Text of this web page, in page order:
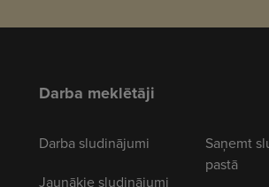
Darba meklētāji
Darba sludinājumi
Jaunākie sludinājumi
Saņemt
pastā